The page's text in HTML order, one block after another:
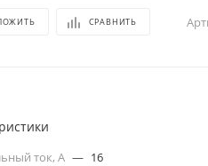
СРАВНИТЬ
ток, А — 16